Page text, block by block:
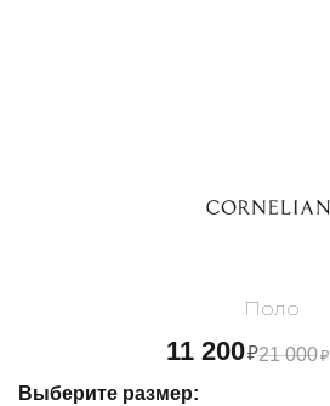
Поло
11 200₽21 000₽
Выберите размер: